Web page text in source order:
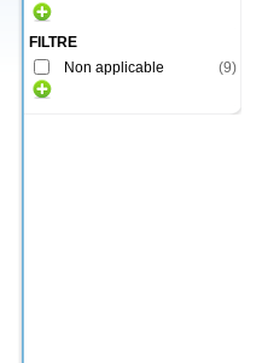
FILTRE
Non applicable
(9)